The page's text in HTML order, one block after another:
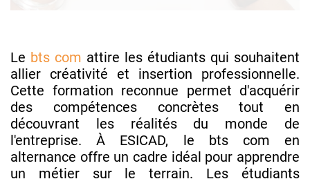
Le bts com attire les étudiants qui souhaitent
allier créativité et insertion professionnelle.
Cette formation reconnue permet d'acquérir
des compétences concrètes tout en
découvrant les réalités du monde de
l'entreprise. À ESICAD, le bts com en
alternance offre un cadre idéal pour apprendre
un métier sur le terrain. Les étudiants